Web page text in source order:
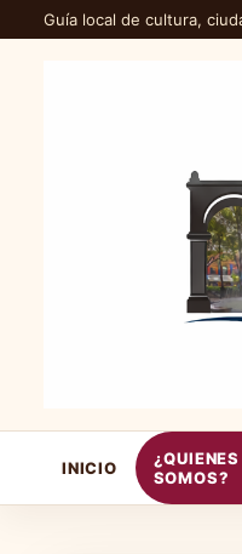
Guía local de cultura,
INICIO
¿QUIENES
SOMOS?